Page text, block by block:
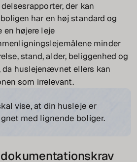
der kan
har en høj standard og
højere leje
minder
stand, alder, beliggenhed og
huslejenævnet ellers kan
som irrelevant.
vise, at din husleje er
med lignende boliger.